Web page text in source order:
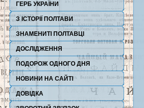
ГЕРБ УКРАЇНИ
З ІСТОРІЇ ПОЛТАВИ
ЗНАМЕНИТІ ПОЛТАВЦІ
ДОСЛІДЖЕННЯ
ПОДОРОЖ ОДНОГО ДНЯ
НОВИНИ НА САЙТІ
ДОВІДКА